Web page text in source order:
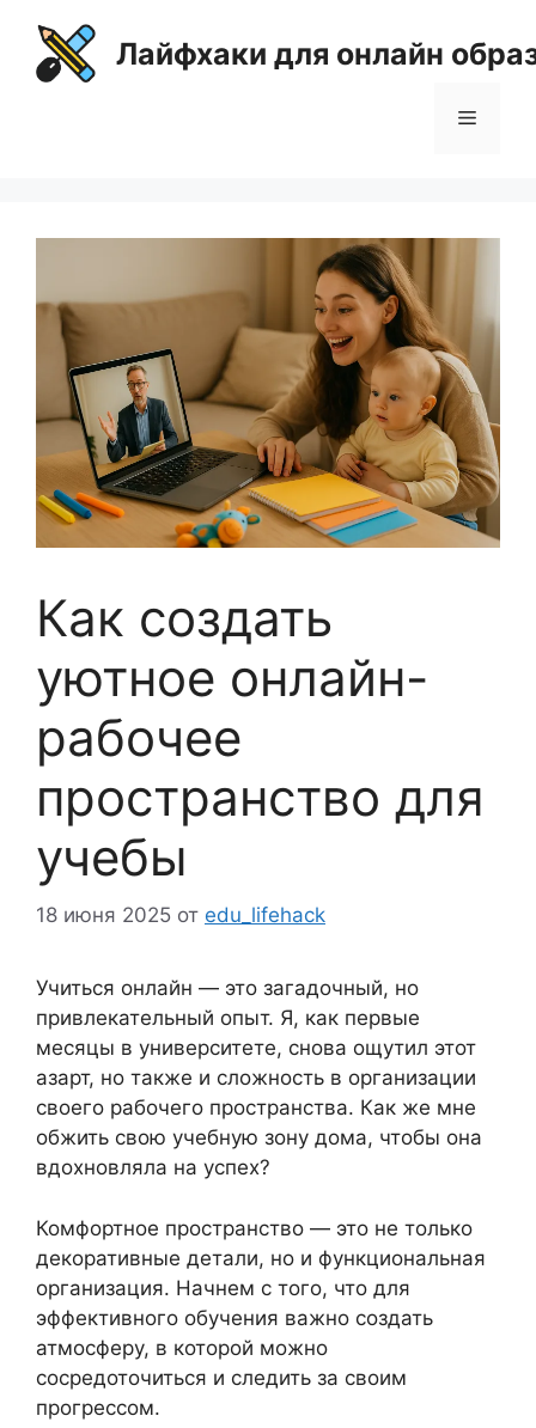
содержимому
Лайфхаки для онлайн
Меню
Как создать
уютное онлайн-
рабочее
пространство для
учебы
18 июня 2025 от edu_lifehack
Учиться онлайн — это загадочный, но
привлекательный опыт. Я, как первые
месяцы в университете, снова ощутил этот
азарт, но также и сложность в организации
своего рабочего пространства. Как же мне
обжить свою учебную зону дома, чтобы она
вдохновляла на успех?
Комфортное пространство — это не только
декоративные детали, но и функциональная
организация. Начнем с того, что для
эффективного обучения важно создать
атмосферу, в которой можно
сосредоточиться и следить за своим
прогрессом.